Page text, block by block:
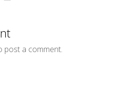
post a comment.